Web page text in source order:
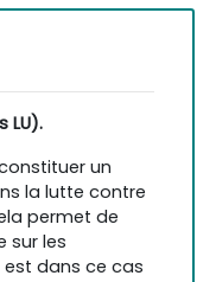
LU).
un
la lutte contre
permet de
sur les
est dans ce cas